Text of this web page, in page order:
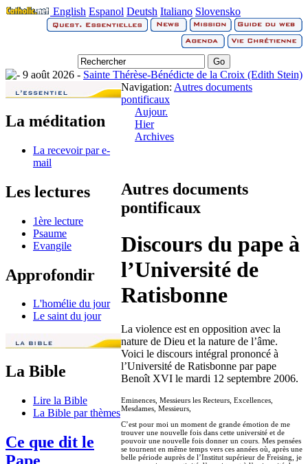
English Espanol Deutsh Italiano Slovensko
9 août 2026 - Sainte Thérèse-Bénédicte de la Croix (Edith Stein)
La méditation
La recevoir par e-
mail
Les lectures
1ère lecture
Psaume
Evangile
Approfondir
L'homélie du jour
Le saint du jour
La Bible
Lire la Bible
La Bible par thèmes
Ce que dit le
Navigation: Autres documents
pontificaux
Aujour.
Hier
Archives
Autres documents
pontificaux
Discours du pape à
l’Université de
Ratisbonne
La violence est en opposition avec la
nature de Dieu et la nature de l’âme.
Voici le discours intégral prononcé à
l’Université de Ratisbonne par pape
Benoît XVI le mardi 12 septembre 2006.
Eminences, Messieurs les Recteurs, Excellences,
Mesdames, Messieurs,
C’est pour moi un moment de grande émotion de me
trouver une nouvelle fois dans cette université et de
pouvoir une nouvelle fois donner un cours. Mes pensées
se tournent en même temps vers ces années où, après une
belle période auprès de l’Institut supérieur de Freising, je